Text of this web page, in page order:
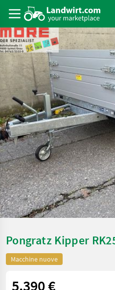
Pongratz Kipper
Macchine nuove
5.390 €